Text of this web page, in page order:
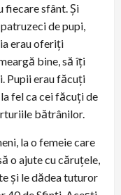
fiecare sfânt. Și
de pupi,
erau oferiți
bine, să îți
Pupii erau făcuți
fel ca cei făcuți de
bătrânilor.
la o femeie care
o ajute cu căruțele,
și le dădea tuturor